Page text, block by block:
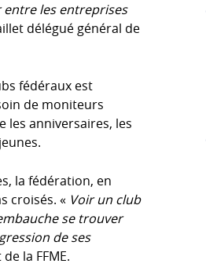
les entreprises
délégué général de
fédéraux est
de moniteurs
les anniversaires, les
la fédération, en
croisés. « Voir un club
se trouver
de ses
la FFME.